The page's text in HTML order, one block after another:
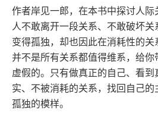
作者岸见一郎，在本书中探讨人
人不敢离开一段关系、不敢破坏
变得孤独，却也因此在消耗性的关
并不是所有关系都值得维系，给
虚假的。只有做真正的自己、看
实、不被消耗的关系，找回自己
孤独的模样。